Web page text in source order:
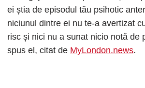
ei știa de episodul tău psihotic
niciunul dintre ei nu te-a avertizat
risc și nici nu a sunat nicio notă de
spus el, citat de MyLondon.news.